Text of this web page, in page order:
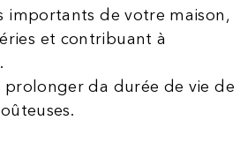
importants de votre maison,
et contribuant à
da durée de vie de